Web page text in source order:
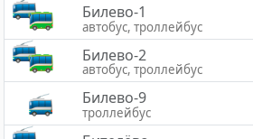
Билево-1
автобус, троллейбус
Билево-2
автобус, троллейбус
Билево-9
троллейбус